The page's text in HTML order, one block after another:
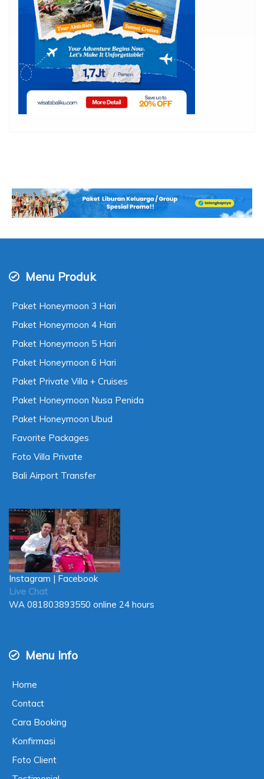
Menu Produk
Paket Honeymoon 3 Hari
Paket Honeymoon 4 Hari
Paket Honeymoon 5 Hari
Paket Honeymoon 6 Hari
Paket Private Villa + Cruises
Paket Honeymoon Nusa Penida
Paket Honeymoon Ubud
Favorite Packages
Foto Villa Private
Bali Airport Transfer
Instagram | Facebook
Live Chat
WA 081803893550 online 24 hours
Menu Info
Home
Contact
Cara Booking
Konfirmasi
Foto Client